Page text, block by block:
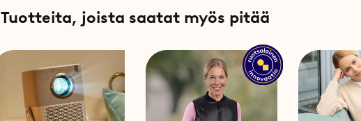
Määrä per pakkaus: 1
Ajastintoimintojen määrä: 9
Konepestävä: Kyllä, 30 asteessa
Tuotteita, joista saatat myös pitää